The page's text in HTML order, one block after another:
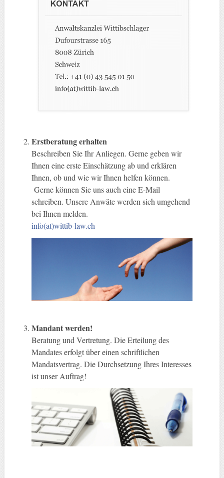
Erstberatung erhalten
Beschreiben Sie Ihr Anliegen. Gerne geben wir
Ihnen eine erste Einschätzung ab und erklären
Ihnen, ob und wie wir Ihnen helfen können.
Gerne können Sie uns auch eine E-Mail
schreiben. Unsere Anwäte werden sich umgehend
bei Ihnen melden.
info(at)wittib-law.ch
Mandant werden!
Beratung und Vertretung. Die Erteilung des
Mandates erfolgt über einen schriftlichen
Mandatsvertrag. Die Durchsetzung Ihres Interesses
ist unser Auftrag!